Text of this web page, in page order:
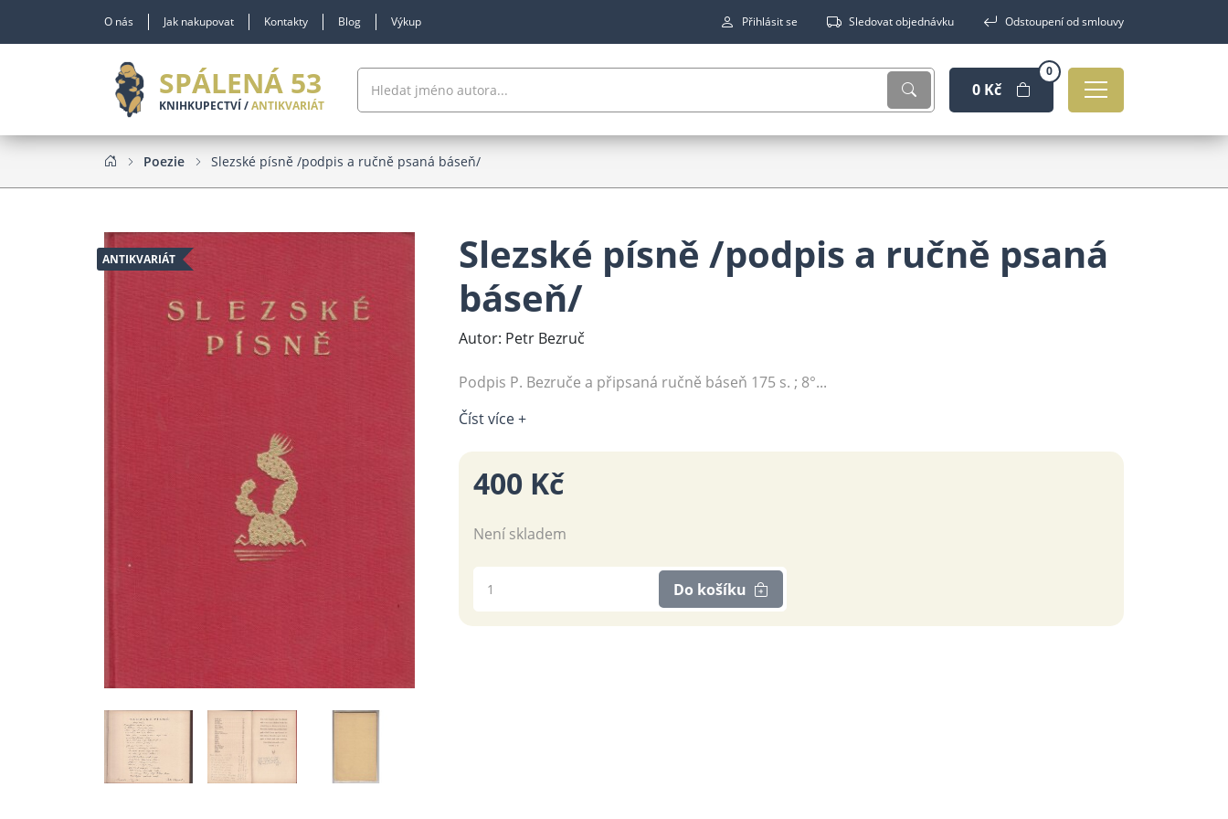
O nás Jak nakupovat Kontakty Blog Výkup Přihlásit se Sledovat objednávku Odstoupení od smlouvy
SPÁLENÁ 53
KNIHKUPECTVÍ /ANTIKVARIÁT
0 Kč
0
Poezie Slezské písně /podpis a ručně psaná báseň/
ANTIKVARIÁT
Slezské písně /podpis a ručně psaná
báseň/
Autor: Petr Bezruč
Podpis P. Bezruče a připsaná ručně báseň 175 s. ; 8°...
Číst více +
400 Kč
Není skladem
Do košíku